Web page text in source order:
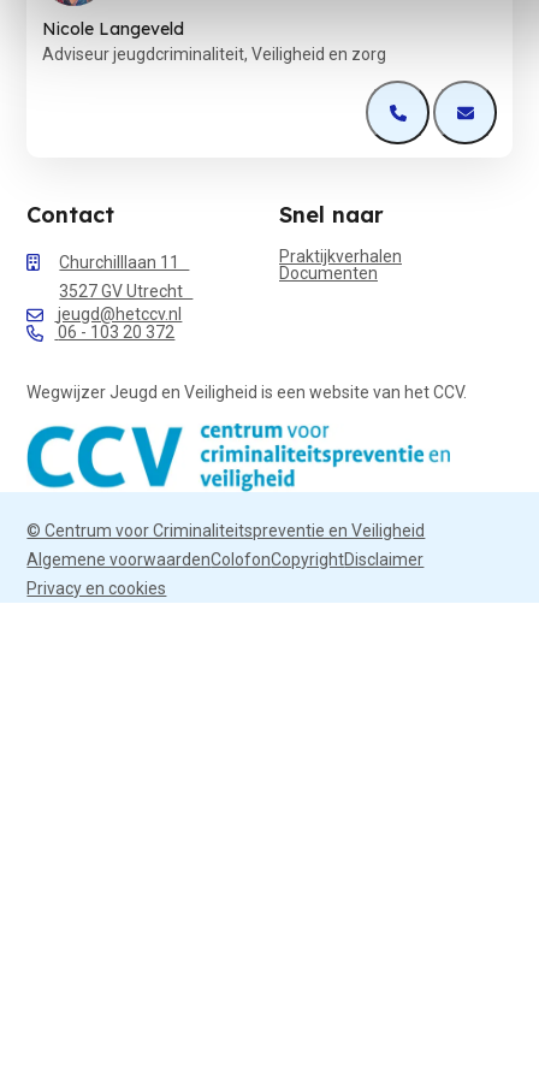
Nicole Langeveld
Adviseur jeugdcriminaliteit, Veiligheid en zorg
Open deOpen de
Contact
Churchilllaan 11
3527 GV Utrecht
jeugd@hetccv.nl
06 - 103 20 372
Snel naar
Praktijkverhalen
Documenten
Wegwijzer Jeugd en Veiligheid is een website van het CCV.
© Centrum voor Criminaliteitspreventie en Veiligheid
Algemene voorwaardenColofonCopyrightDisclaimer
Privacy en cookies